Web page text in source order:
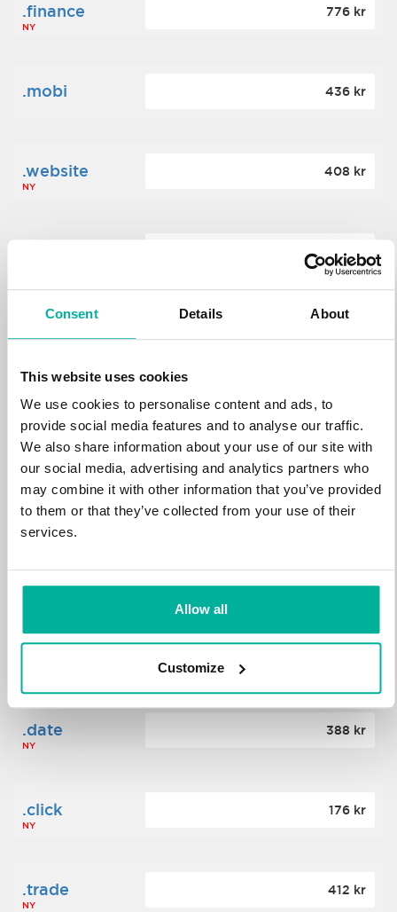
Consent Details About
This website uses cookies
We use cookies to personalise content and ads, to
provide social media features and to analyse our traffic.
We also share information about your use of our site with
our social media, advertising and analytics partners who
may combine it with other information that you’ve provided
to them or that they’ve collected from your use of their
services.
Allow all
Customize
.finance
NY
776 kr
.mobi 436 kr
.website
NY
408 kr
472 kr
.tech
NY
700 kr
.win
NY
388 kr
.bid
NY
388 kr
.science 364 kr
.date
NY
388 kr
.click
NY
176 kr
.trade
NY
412 kr